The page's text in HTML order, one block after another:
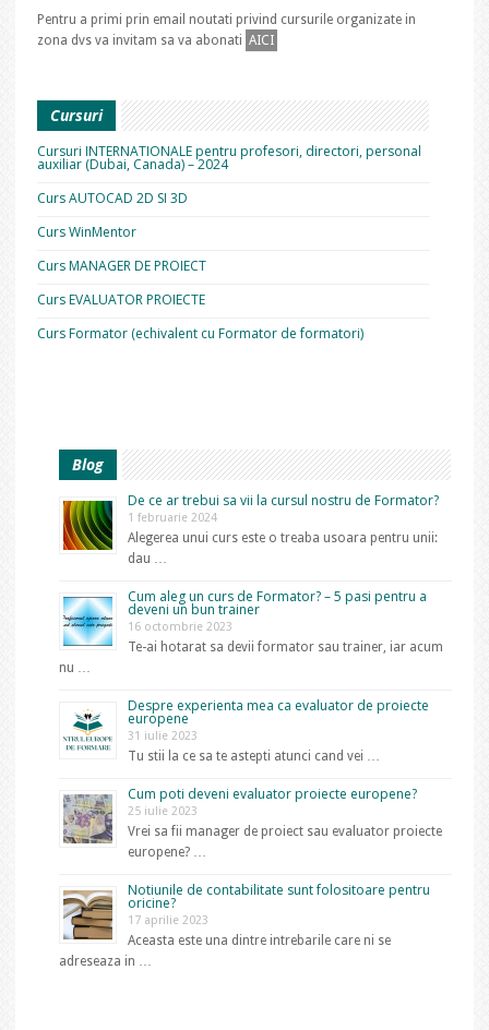
Pentru a primi prin email noutati privind cursurile organizate in
zona dvs va invitam sa va abonati AICI
Cursuri
Cursuri INTERNATIONALE pentru profesori, directori, personal
auxiliar (Dubai, Canada) – 2024
Curs AUTOCAD 2D SI 3D
Curs WinMentor
Curs MANAGER DE PROIECT
Curs EVALUATOR PROIECTE
Curs Formator (echivalent cu Formator de formatori)
Blog
De ce ar trebui sa vii la cursul nostru de Formator?
1 februarie 2024
Alegerea unui curs este o treaba usoara pentru unii:
dau …
Cum aleg un curs de Formator? – 5 pasi pentru a
deveni un bun trainer
16 octombrie 2023
Te-ai hotarat sa devii formator sau trainer, iar acum
nu …
Despre experienta mea ca evaluator de proiecte
europene
31 iulie 2023
Tu stii la ce sa te astepti atunci cand vei …
Cum poti deveni evaluator proiecte europene?
25 iulie 2023
Vrei sa fii manager de proiect sau evaluator proiecte
europene? …
Notiunile de contabilitate sunt folositoare pentru
oricine?
17 aprilie 2023
Aceasta este una dintre intrebarile care ni se
adreseaza in …